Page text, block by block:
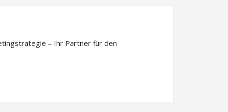
– Ihr Partner für den